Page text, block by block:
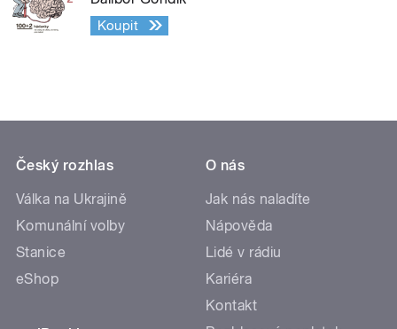
Koupit
Český rozhlas
Válka na Ukrajině
Komunální volby
Stanice
eShop
O nás
Jak nás naladíte
Nápověda
Lidé v rádiu
Kariéra
Kontakt